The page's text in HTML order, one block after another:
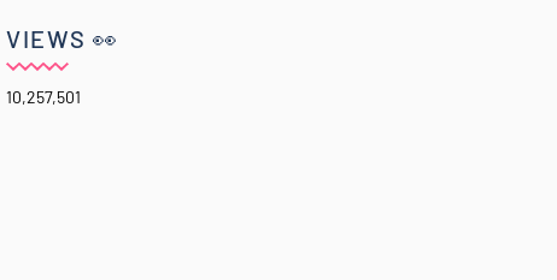
VIEWS 👀
10,257,501